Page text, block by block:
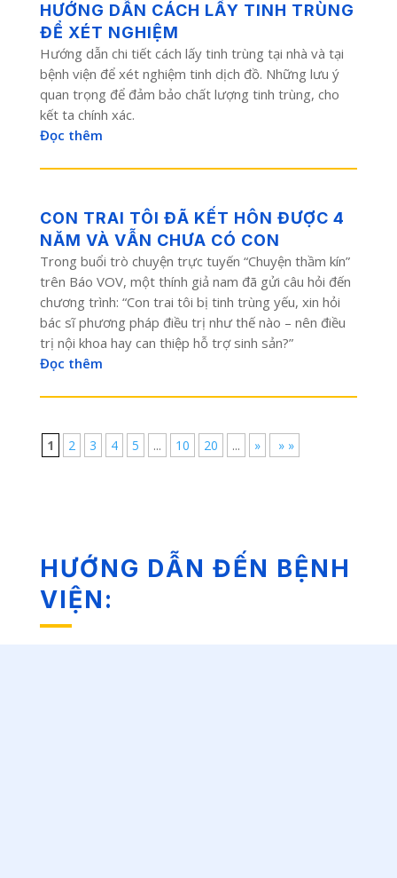
HƯỚNG DẪN CÁCH LẤY TINH TRÙNG
ĐỂ XÉT NGHIỆM
Hướng dẫn chi tiết cách lấy tinh trùng tại nhà và tại
bệnh viện để xét nghiệm tinh dịch đồ. Những lưu ý
quan trọng để đảm bảo chất lượng tinh trùng, cho
kết ta chính xác.
Đọc thêm
CON TRAI TÔI ĐÃ KẾT HÔN ĐƯỢC 4
NĂM VÀ VẪN CHƯA CÓ CON
Trong buổi trò chuyện trực tuyến “Chuyện thầm kín”
trên Báo VOV, một thính giả nam đã gửi câu hỏi đến
chương trình: “Con trai tôi bị tinh trùng yếu, xin hỏi
bác sĩ phương pháp điều trị như thế nào – nên điều
trị nội khoa hay can thiệp hỗ trợ sinh sản?”
Đọc thêm
1 2 3 4 5 ... 10 20 ... » » »
HƯỚNG DẪN ĐẾN BỆNH
VIỆN: